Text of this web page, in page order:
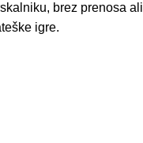
brez prenosa ali
igre.